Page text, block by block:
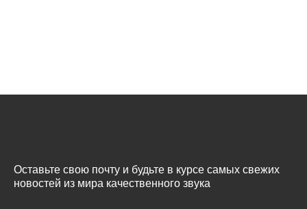
Оставьте свою почту и будьте в курсе самых свежих
новостей из мира качественного звука